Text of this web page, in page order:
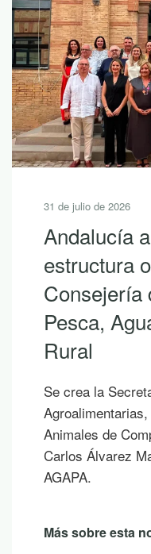
31 de julio de 2026
Andalucía
estructura
Consejería
Pesca,
Rural
Se crea la
Animales de
Carlos Álvarez
AGAPA.
Más sobre esta